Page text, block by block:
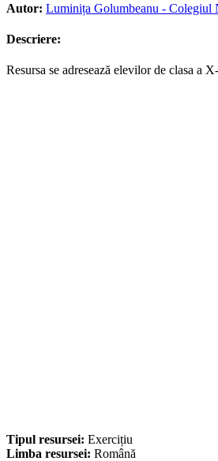
Autor: Luminița Golumbeanu - Colegiul
Descriere:
Resursa se adresează elevilor de clasa
Tipul resursei: Exercițiu
Limba resursei: Română